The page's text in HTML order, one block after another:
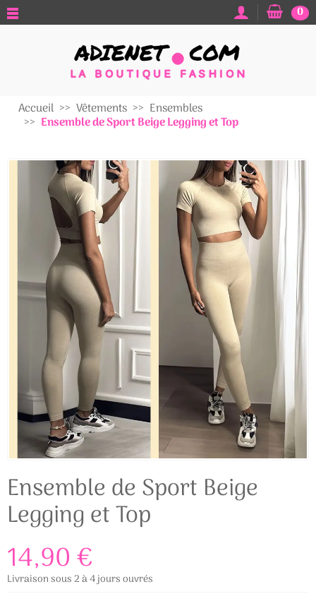
0
Accueil Vêtements Ensembles
Ensemble de Sport Beige Legging et Top
Ensemble de Sport Beige
Legging et Top
14,90 €
Livraison sous 2 à 4 jours ouvrés